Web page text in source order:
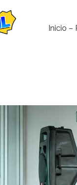
Inicio –